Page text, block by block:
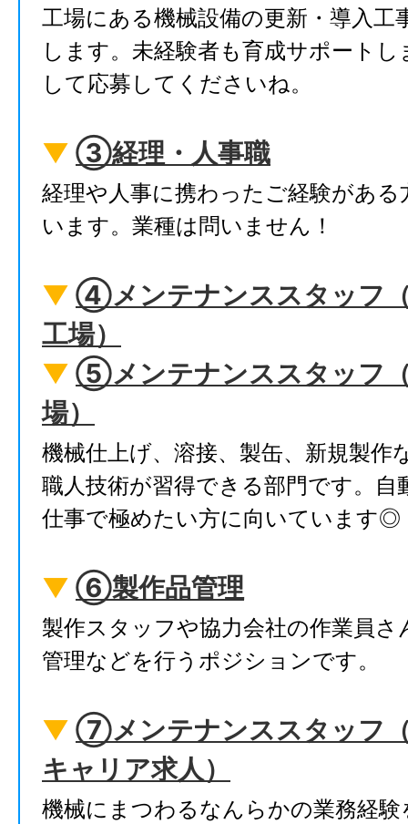
工場にある機械設備の更新・導入工
します。未経験者も育成サポート
して応募してくださいね。
▼ ③経理・人事職
経理や人事に携わったご経験がある
います。業種は問いません！
▼ ④メンテナンススタッフ
工場）
▼ ⑤メンテナンススタッフ
場）
機械仕上げ、溶接、製缶、新規製作
職人技術が習得できる部門です。自
仕事で極めたい方に向いています◎
▼ ⑥製作品管理
製作スタッフや協力会社の作業員さ
管理などを行うポジションです。
▼ ⑦メンテナンススタッフ
キャリア求人）
機械にまつわるなんらかの業務経